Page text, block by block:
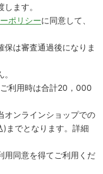
ます。
ポリシーに同意して、
は審査通過後になりま
利用時は合計20，000
オンラインショップでの
までとなります。詳細
用同意を得てご利用くだ